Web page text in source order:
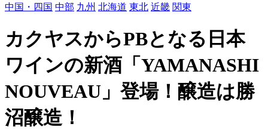
中国・四国 中部 九州 北海道 東北 近畿 関東
カクヤスからPBとなる日本
ワインの新酒「YAMANASHI
NOUVEAU」登場！醸造は勝
沼醸造！